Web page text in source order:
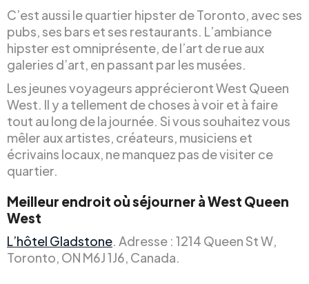
C’est aussi le quartier hipster de Toronto, avec ses
pubs, ses bars et ses restaurants. L’ambiance
hipster est omniprésente, de l’art de rue aux
galeries d’art, en passant par les musées.
Les jeunes voyageurs apprécieront West Queen
West. Il y a tellement de choses à voir et à faire
tout au long de la journée. Si vous souhaitez vous
mêler aux artistes, créateurs, musiciens et
écrivains locaux, ne manquez pas de visiter ce
quartier.
Meilleur endroit où séjourner à West Queen
West
L’hôtel Gladstone. Adresse : 1214 Queen St W,
Toronto, ON M6J 1J6, Canada.